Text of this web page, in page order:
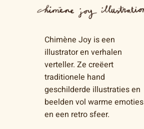
Chimène Joy is een
illustrator en verhalen
verteller. Ze creëert
traditionele hand
geschilderde illustraties en
beelden vol warme emoties
en een retro sfeer.